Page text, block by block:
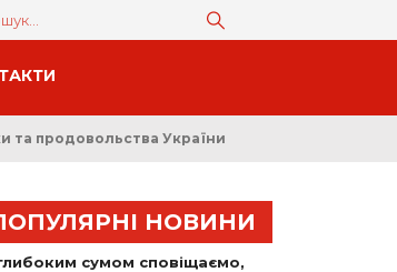
та продовольства України
НОВИНИ
сумом сповіщаємо,